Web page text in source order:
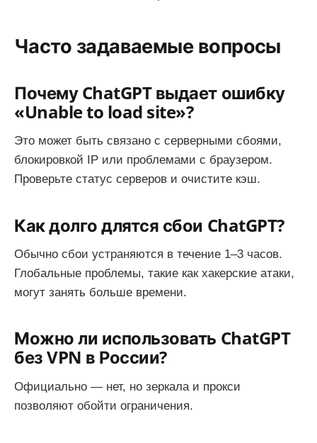
Часто задаваемые вопросы
Почему ChatGPT выдает ошибку
«Unable to load site»?
Это может быть связано с серверными сбоями,
блокировкой IP или проблемами с браузером.
Проверьте статус серверов и очистите кэш.
Как долго длятся сбои ChatGPT?
Обычно сбои устраняются в течение 1–3 часов.
Глобальные проблемы, такие как хакерские атаки,
могут занять больше времени.
Можно ли использовать ChatGPT
без VPN в России?
Официально — нет, но зеркала и прокси
позволяют обойти ограничения.